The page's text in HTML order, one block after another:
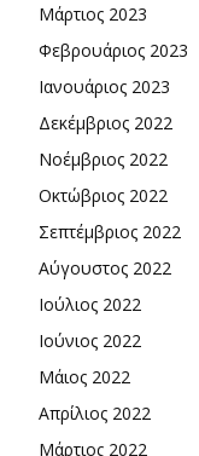
Μάρτιος 2023
Φεβρουάριος 2023
Ιανουάριος 2023
Δεκέμβριος 2022
Νοέμβριος 2022
Οκτώβριος 2022
Σεπτέμβριος 2022
Αύγουστος 2022
Ιούλιος 2022
Ιούνιος 2022
Μάιος 2022
Απρίλιος 2022
Μάρτιος 2022